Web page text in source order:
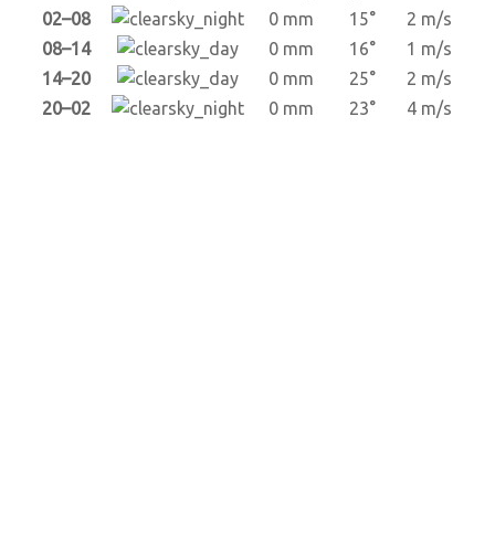
02–08
0 mm 15°
2 m/s
08–14
0 mm 16°
1 m/s
14–20
0 mm 25°
2 m/s
20–02
0 mm 23° 4 m/s